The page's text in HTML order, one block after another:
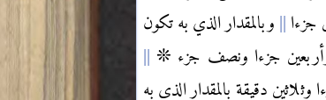
جزءا
وبالمقدار الذي به تكون
وأربعين جزءا ونصف جزء ❊
دقيقة بالمقدار الذي به